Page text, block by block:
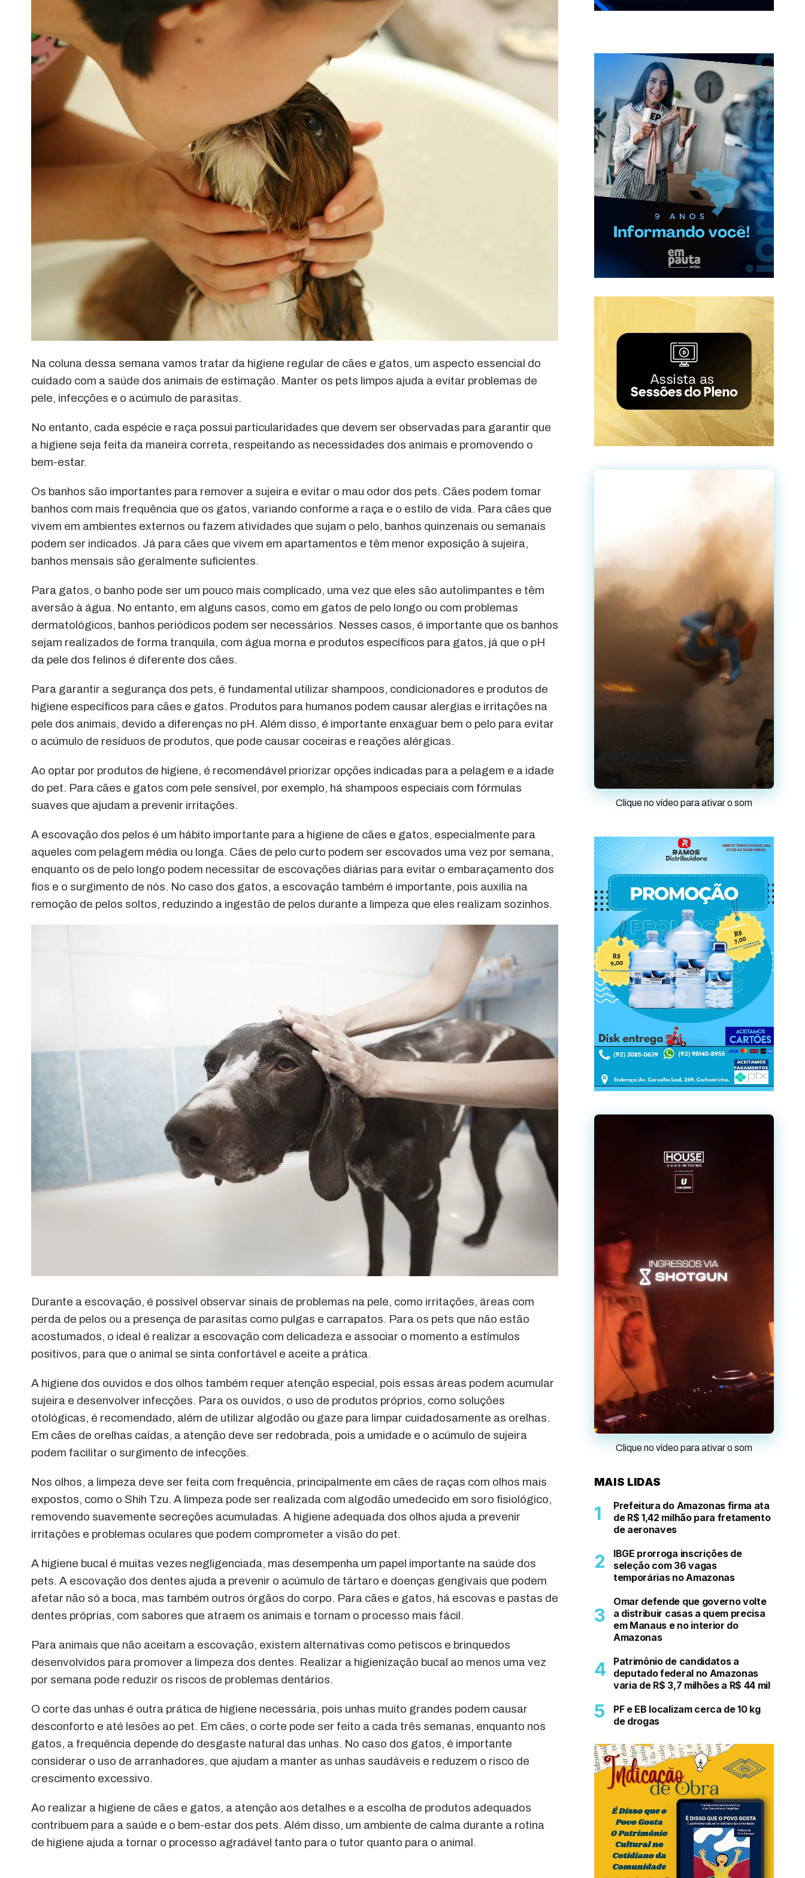
Na coluna dessa semana vamos tratar da higiene regular de cães e gatos, um aspecto essencial do
cuidado com a saúde dos animais de estimação. Manter os pets limpos ajuda a evitar problemas de
pele, infecções e o acúmulo de parasitas.
No entanto, cada espécie e raça possui particularidades que devem ser observadas para garantir que
a higiene seja feita da maneira correta, respeitando as necessidades dos animais e promovendo o
bem-estar.
Os banhos são importantes para remover a sujeira e evitar o mau odor dos pets. Cães podem tomar
banhos com mais frequência que os gatos, variando conforme a raça e o estilo de vida. Para cães que
vivem em ambientes externos ou fazem atividades que sujam o pelo, banhos quinzenais ou semanais
podem ser indicados. Já para cães que vivem em apartamentos e têm menor exposição à sujeira,
banhos mensais são geralmente suficientes.
Para gatos, o banho pode ser um pouco mais complicado, uma vez que eles são autolimpantes e têm
aversão à água. No entanto, em alguns casos, como em gatos de pelo longo ou com problemas
dermatológicos, banhos periódicos podem ser necessários. Nesses casos, é importante que os banhos
sejam realizados de forma tranquila, com água morna e produtos específicos para gatos, já que o pH
da pele dos felinos é diferente dos cães.
Para garantir a segurança dos pets, é fundamental utilizar shampoos, condicionadores e produtos de
higiene específicos para cães e gatos. Produtos para humanos podem causar alergias e irritações na
pele dos animais, devido a diferenças no pH. Além disso, é importante enxaguar bem o pelo para evitar
o acúmulo de resíduos de produtos, que pode causar coceiras e reações alérgicas.
Ao optar por produtos de higiene, é recomendável priorizar opções indicadas para a pelagem e a idade
do pet. Para cães e gatos com pele sensível, por exemplo, há shampoos especiais com fórmulas
suaves que ajudam a prevenir irritações.
A escovação dos pelos é um hábito importante para a higiene de cães e gatos, especialmente para
aqueles com pelagem média ou longa. Cães de pelo curto podem ser escovados uma vez por semana,
enquanto os de pelo longo podem necessitar de escovações diárias para evitar o embaraçamento dos
fios e o surgimento de nós. No caso dos gatos, a escovação também é importante, pois auxilia na
remoção de pelos soltos, reduzindo a ingestão de pelos durante a limpeza que eles realizam sozinhos.
Durante a escovação, é possível observar sinais de problemas na pele, como irritações, áreas com
perda de pelos ou a presença de parasitas como pulgas e carrapatos. Para os pets que não estão
acostumados, o ideal é realizar a escovação com delicadeza e associar o momento a estímulos
positivos, para que o animal se sinta confortável e aceite a prática.
A higiene dos ouvidos e dos olhos também requer atenção especial, pois essas áreas podem acumular
sujeira e desenvolver infecções. Para os ouvidos, o uso de produtos próprios, como soluções
otológicas, é recomendado, além de utilizar algodão ou gaze para limpar cuidadosamente as orelhas.
Em cães de orelhas caídas, a atenção deve ser redobrada, pois a umidade e o acúmulo de sujeira
podem facilitar o surgimento de infecções.
Nos olhos, a limpeza deve ser feita com frequência, principalmente em cães de raças com olhos mais
expostos, como o Shih Tzu. A limpeza pode ser realizada com algodão umedecido em soro fisiológico,
removendo suavemente secreções acumuladas. A higiene adequada dos olhos ajuda a prevenir
irritações e problemas oculares que podem comprometer a visão do pet.
A higiene bucal é muitas vezes negligenciada, mas desempenha um papel importante na saúde dos
pets. A escovação dos dentes ajuda a prevenir o acúmulo de tártaro e doenças gengivais que podem
afetar não só a boca, mas também outros órgãos do corpo. Para cães e gatos, há escovas e pastas de
dentes próprias, com sabores que atraem os animais e tornam o processo mais fácil.
Para animais que não aceitam a escovação, existem alternativas como petiscos e brinquedos
desenvolvidos para promover a limpeza dos dentes. Realizar a higienização bucal ao menos uma vez
por semana pode reduzir os riscos de problemas dentários.
O corte das unhas é outra prática de higiene necessária, pois unhas muito grandes podem causar
desconforto e até lesões ao pet. Em cães, o corte pode ser feito a cada três semanas, enquanto nos
gatos, a frequência depende do desgaste natural das unhas. No caso dos gatos, é importante
considerar o uso de arranhadores, que ajudam a manter as unhas saudáveis e reduzem o risco de
crescimento excessivo.
Ao realizar a higiene de cães e gatos, a atenção aos detalhes e a escolha de produtos adequados
contribuem para a saúde e o bem-estar dos pets. Além disso, um ambiente de calma durante a rotina
de higiene ajuda a tornar o processo agradável tanto para o tutor quanto para o animal.
Clique no vídeo para ativar o som
Clique no vídeo para ativar o som
MAIS LIDAS
Prefeitura do Amazonas firma ata
de R$ 1,42 milhão para fretamento
de aeronaves
IBGE prorroga inscrições de
seleção com 36 vagas
temporárias no Amazonas
Omar defende que governo volte
a distribuir casas a quem precisa
em Manaus e no interior do
Amazonas
Patrimônio de candidatos a
deputado federal no Amazonas
varia de R$ 3,7 milhões a R$ 44 mil
PF e EB localizam cerca de 10 kg
de drogas